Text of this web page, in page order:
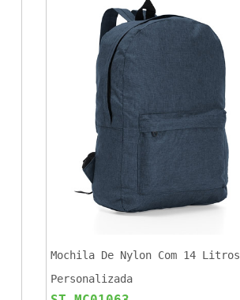
Mochila De Nylon Com 14 Litros
Personalizada